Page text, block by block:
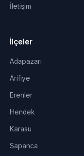
İletişim
İlçeler
Adapazarı
Arifiye
Erenler
Hendek
Karasu
Sapanca